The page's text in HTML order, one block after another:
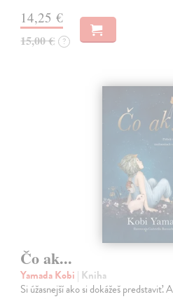
14,25 €
15,00 € ?
Čo ak...
Yamada Kobi | Kniha
Si úžasnejší ako si dokážeš predstaviť.